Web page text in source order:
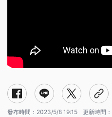
發布時間： 2023/5/8 19:15 更新時間：